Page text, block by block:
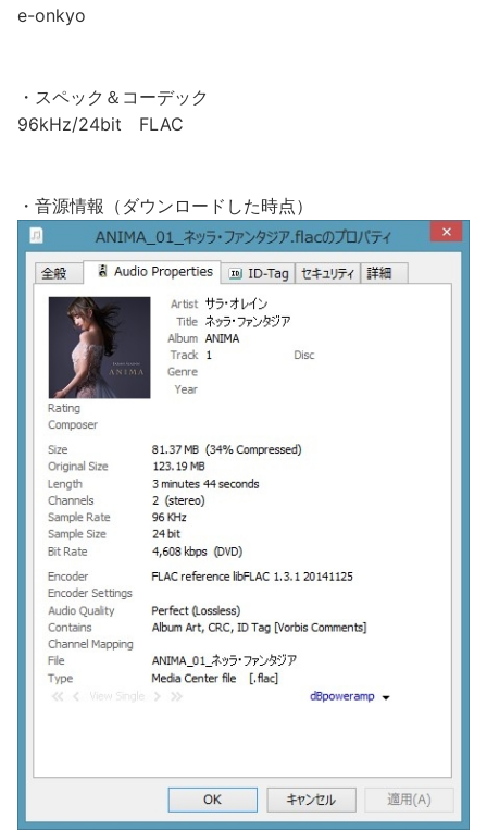
e-onkyo
・スペック＆コーデック
96kHz/24bit FLAC
・音源情報（ダウンロードした時点）